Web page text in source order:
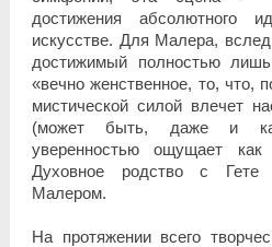
достижения абсолютного
искусстве. Для Малера,
достижимый полностью
«вечно женственное, то, что,
мистической силой влечет
(может быть, даже и
уверенностью ощущает
Духовное родство с Гете
Малером.
На протяжении всего